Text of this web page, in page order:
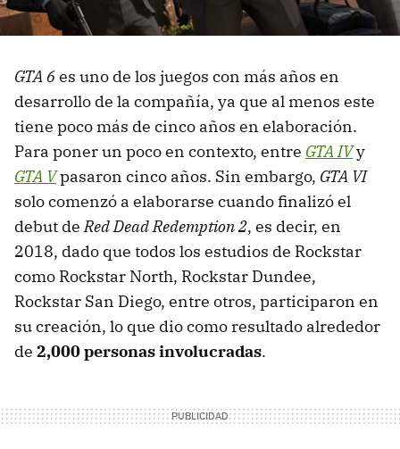
GTA 6es uno de los juegos con más años en
desarrollo de la compañía, ya que al menos este
tiene poco más de cinco años en elaboración.
Para poner un poco en contexto, entre GTA IVy
GTA Vpasaron cinco años. Sin embargo, GTA VI
solo comenzó a elaborarse cuando finalizó el
debut deRed Dead Redemption 2, es decir, en
2018, dado que todos los estudios de Rockstar
como Rockstar North, Rockstar Dundee,
Rockstar San Diego, entre otros, participaron en
su creación, lo que dio como resultado alrededor
de 2,000 personas involucradas.